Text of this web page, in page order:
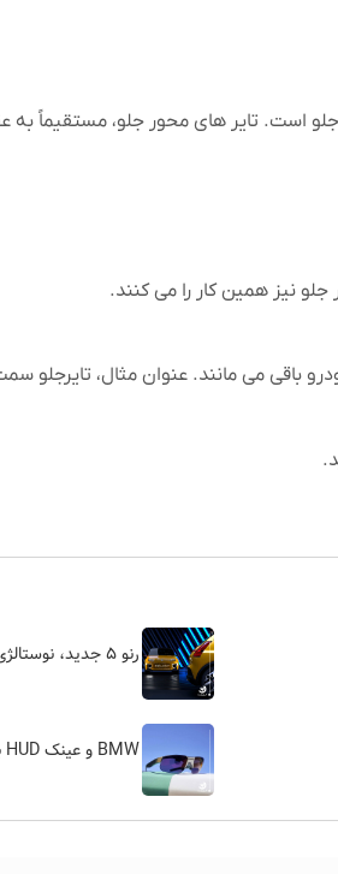
است. تایر های محور جلو، مستقیماً
نیز همین کار را می کنند.
باقی می مانند. عنوان مثال،
رنو ۵ جدید، نوستالژی الکتریکی!
BMW و عینک HUD برای موتورسواران!